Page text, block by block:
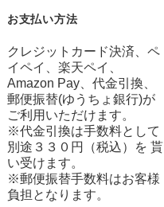
お支払い方法
クレジットカード決済、ペ
イペイ、楽天ペイ、
Amazon Pay、代金引換、
郵便振替(ゆうちょ銀行)が
ご利用いただけます。
※代金引換は手数料として
別途３３０円（税込）を 貰
い受けます。
※郵便振替手数料はお客様
負担となります。